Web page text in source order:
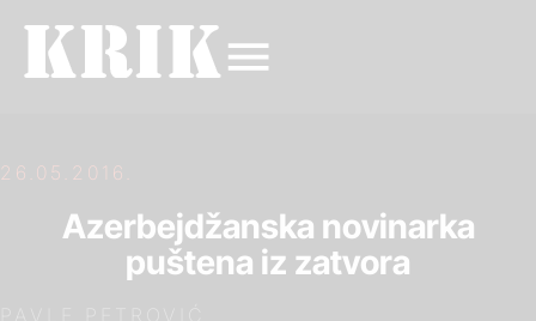
26.05.2016.
Azerbejdžanska novinarka
puštena iz zatvora